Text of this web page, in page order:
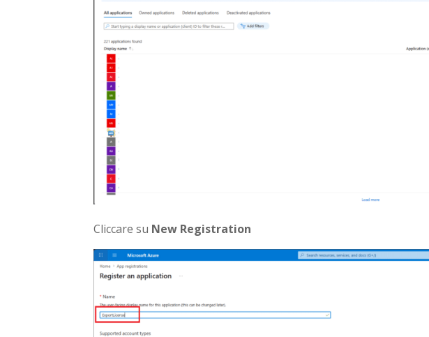
Cliccare su New Registration